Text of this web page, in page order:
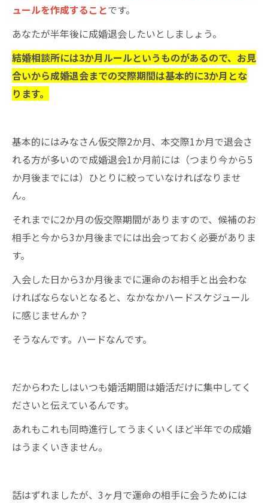
ュールを作成することです。
あなたが半年後に成婚退会したいとしましょう。
結婚相談所には3か月ルールというものがあるので、お見
合いから成婚退会までの交際期間は基本的に3か月とな
ります。
基本的にはみなさん仮交際2か月、本交際1か月で退会さ
れる方が多いので成婚退会1か月前には（つまり今から5
か月後までには）ひとりに絞っていなければなりませ
ん。
それまでに2か月の仮交際期間がありますので、候補のお
相手と今から3か月後までには出会っておく必要がありま
す。
入会した日から3か月後までに運命のお相手と出会わな
ければならないとなると、なかなかハードスケジュール
に感じませんか？
そうなんです。ハードなんです。
だからわたしはいつも婚活期間は婚活だけに集中してく
ださいと伝えているんです。
あれもこれも同時進行してうまくいくほど半年での成婚
はうまくいきません。
話はずれましたが、3ヶ月で運命の相手に会うためには